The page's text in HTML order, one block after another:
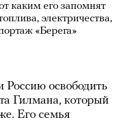
каким его запомнят
электричества,
«Берега»
освободить
Гилмана, который
Его семья